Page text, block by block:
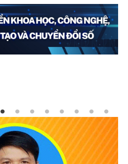
THU GOM RÁC THẢI,
SINH MÔI TRƯỜNG SỐNG.
TỔ CHỨC ĐIỂM NGÀY HỘI
NINH TỔ QUỐC” NĂM 2026.
SINH HOẠT DƯỚI CỜ ĐẦU